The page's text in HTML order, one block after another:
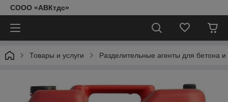
СООО «АВКтдс»
Товары и услуги Разделительные агенты для бетона